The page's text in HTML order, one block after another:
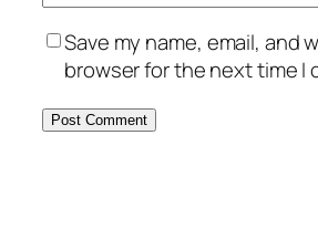
Save my name, email, and
browser for the next time I